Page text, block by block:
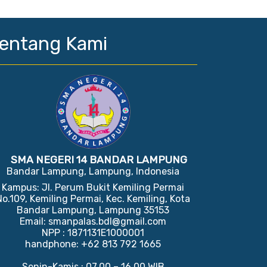
Kami
SMA NEGERI 14 BANDAR LAMPUNG
Bandar Lampung, Lampung, Indonesia
Kampus: Jl. Perum Bukit Kemiling Permai
Kemiling Permai, Kec. Kemiling, Kota
Bandar Lampung, Lampung 35153
Email: smanpalas.bdl@gmail.com
NPP : 1871131E1000001
handphone: +62 813 792 1665